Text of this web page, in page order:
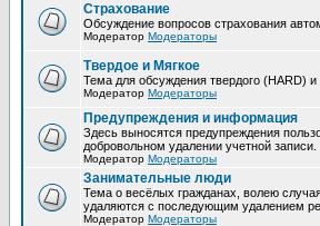
Страхование
Обсуждение вопросов страхования
Модератор Модераторы
Твердое и Мягкое
Тема для обсуждения твердого (HARD) и
Модератор Модераторы
Предупреждения и информация
Здесь выносятся предупреждения
добровольном удалении учетной записи.
Модератор Модераторы
Занимательные люди
Тема о весёлых гражданах, волею
удаляются с последующим удалением
Модератор Модераторы